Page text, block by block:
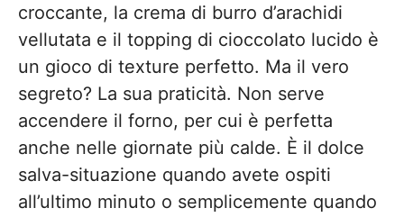
croccante, la crema di burro d’arachidi
vellutata e il topping di cioccolato lucido è
un gioco di texture perfetto. Ma il vero
segreto? La sua praticità. Non serve
accendere il forno, per cui è perfetta
anche nelle giornate più calde. È il dolce
salva-situazione quando avete ospiti
all’ultimo minuto o semplicemente quando